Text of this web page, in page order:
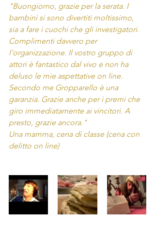
"Buongiorno, grazie per la serata. I
bambini si sono divertiti moltissimo,
sia a fare i cuochi che gli investigatori.
Complimenti davvero per
l'organizzazione. Il vostro gruppo di
attori è fantastico dal vivo e non ha
deluso le mie aspettative on line.
Secondo me Gropparello è una
garanzia. Grazie anche per i premi che
giro immediatamente ai vincitori. A
presto, grazie ancora."
Una mamma, cena di classe (cena con
delitto on line)